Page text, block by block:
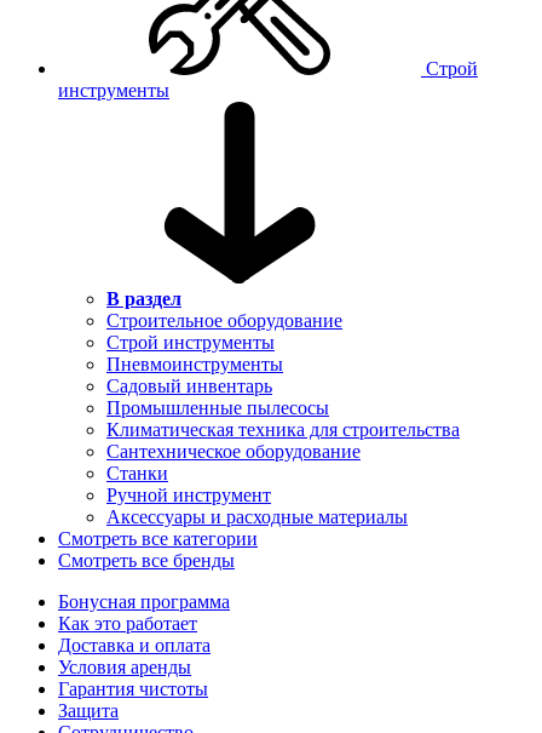
Строй
инструменты
В раздел
Строительное оборудование
Строй инструменты
Пневмоинструменты
Садовый инвентарь
Промышленные пылесосы
Климатическая техника для строительства
Сантехническое оборудование
Станки
Ручной инструмент
Аксессуары и расходные материалы
Смотреть все категории
Смотреть все бренды
Бонусная программа
Как это работает
Доставка и оплата
Условия аренды
Гарантия чистоты
Защита